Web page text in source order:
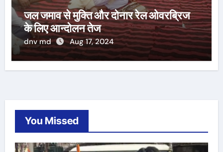
जल जमाव से मुक्ति और दोनार रेल ओवरब्रिज
के लिए आन्दोलन तेज
dnv md Aug 17, 2024
You Missed